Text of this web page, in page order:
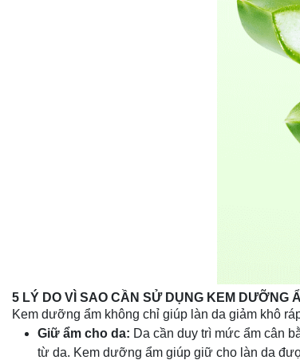
5 LÝ DO VÌ SAO CẦN SỬ DỤNG KEM DƯỠNG
Kem dưỡng ẩm không chỉ giúp làn da giảm khô
Giữ ẩm cho da: Da cần duy trì mức ẩm cân
từ da. Kem dưỡng ẩm giúp giữ cho làn da